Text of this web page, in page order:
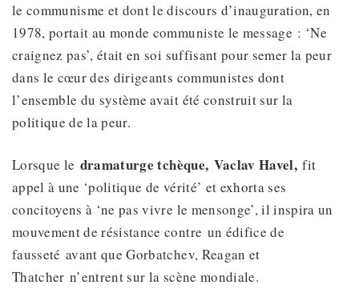
le communisme et dont le discours d’inauguration, en
1978, portait au monde communiste le message : ‘Ne
craignez pas’, était en soi suffisant pour semer la peur
dans le cœur des dirigeants communistes dont
l’ensemble du système avait été construit sur la
politique de la peur.
Lorsque le dramaturge tchèque, Vaclav Havel, fit
appel à une ‘politique de vérité’ et exhorta ses
concitoyens à ‘ne pas vivre le mensonge’, il inspira un
mouvement de résistance contre un édifice de
fausseté avant que Gorbatchev, Reagan et
Thatcher n’entrent sur la scène mondiale.